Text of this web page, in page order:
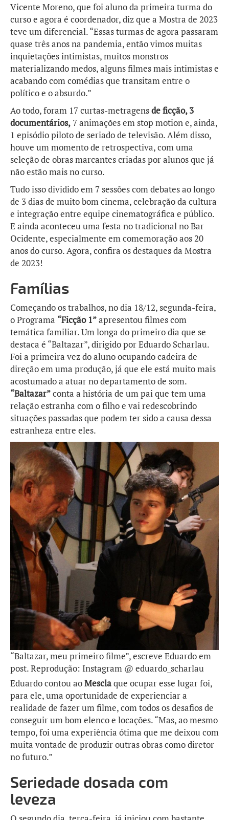
Vicente Moreno, que foi aluno da primeira turma do
curso e agora é coordenador, diz que a Mostra de 2023
teve um diferencial. “Essas turmas de agora passaram
quase três anos na pandemia, então vimos muitas
inquietações intimistas, muitos monstros
materializando medos, alguns filmes mais intimistas e
acabando com comédias que transitam entre o
político e o absurdo.”
Ao todo, foram 17 curtas-metragensde ficção, 3
documentários, 7 animações em stop motion e, ainda,
1 episódio piloto de seriado de televisão. Além disso,
houve um momento de retrospectiva, com uma
seleção de obras marcantes criadas por alunos que já
não estão mais no curso.
Tudo isso dividido em 7 sessões com debates ao longo
de 3 dias de muito bom cinema, celebração da cultura
e integração entre equipe cinematográfica e público.
E ainda aconteceu uma festa no tradicional no Bar
Ocidente, especialmente em comemoração aos 20
anos do curso. Agora, confira os destaques da Mostra
de 2023!
Famílias
Começando os trabalhos, no dia 18/12, segunda-feira,
o Programa “Ficção 1”apresentou filmes com
temática familiar. Um longa do primeiro dia que se
destaca é “Baltazar”, dirigido por Eduardo Scharlau.
Foi a primeira vez do aluno ocupando cadeira de
direção em uma produção, já que ele está muito mais
acostumado a atuar no departamento de som.
“Baltazar”conta a história de um pai que tem uma
relação estranha com o filho e vai redescobrindo
situações passadas que podem ter sido a causa dessa
estranheza entre eles.
“Baltazar, meu primeiro filme”, escreve Eduardo em
post. Reprodução: Instagram @ eduardo_scharlau
Eduardo contou aoMesclaque ocupar esse lugar foi,
para ele, uma oportunidade de experienciar a
realidade de fazer um filme, com todos os desafios de
conseguir um bom elenco e locações. “Mas, ao mesmo
tempo, foi uma experiência ótima que me deixou com
muita vontade de produzir outras obras como diretor
no futuro.”
Seriedade dosada com
leveza